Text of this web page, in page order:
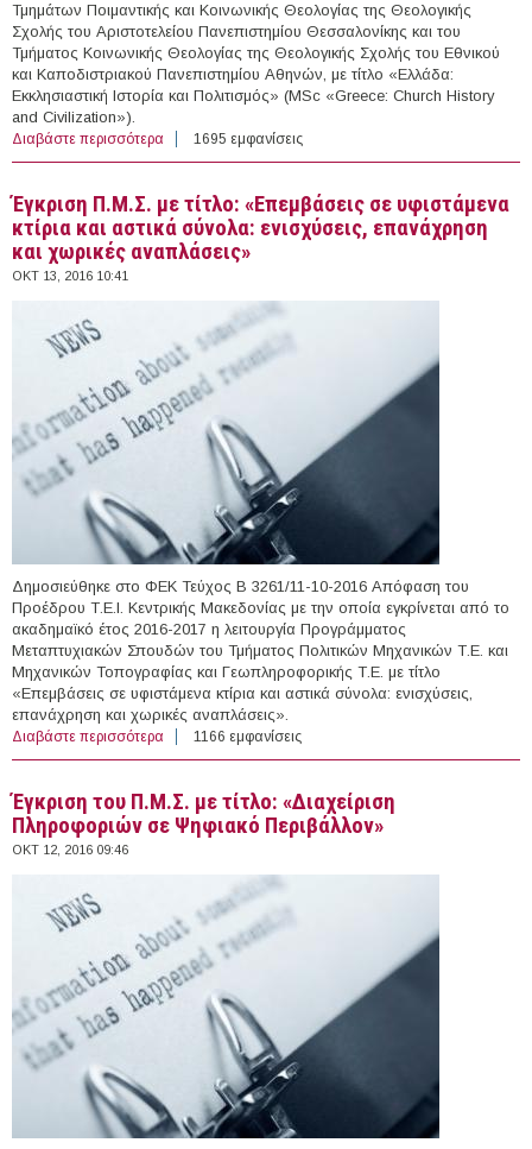
Τμημάτων Ποιμαντικής και Κοινωνικής Θεολογίας της Θεολογικής
Σχολής του Αριστοτελείου Πανεπιστημίου Θεσσαλονίκης και του
Τμήματος Κοινωνικής Θεολογίας της Θεολογικής Σχολής του Εθνικού
και Καποδιστριακού Πανεπιστημίου Αθηνών, με τίτλο «Ελλάδα:
Εκκλησιαστική Ιστορία και Πολιτισμός» (MSc «Greece: Church History
and Civilization»).
Διαβάστε περισσότερα για Ίδρυση Διιδρυματικού Προγράμματος
Μεταπτυχιακών Σπουδών με τίτλο: «Ελλάδα:
1695 εμφανίσεις
Έγκριση Π.Μ.Σ. με τίτλο: «Επεμβάσεις σε υφιστάμενα
κτίρια και αστικά σύνολα: ενισχύσεις, επανάχρηση
και χωρικές αναπλάσεις»
ΟΚΤ 13, 2016 10:41
Δημοσιεύθηκε στο ΦΕΚ Τεύχος Β 3261/11-10-2016 Απόφαση του
Προέδρου Τ.Ε.Ι. Κεντρικής Μακεδονίας με την οποία εγκρίνεται από το
ακαδημαϊκό έτος 2016-2017 η λειτουργία Προγράμματος
Μεταπτυχιακών Σπουδών του Τμήματος Πολιτικών Μηχανικών Τ.Ε. και
Μηχανικών Τοπογραφίας και Γεωπληροφορικής Τ.Ε. με τίτλο
«Επεμβάσεις σε υφιστάμενα κτίρια και αστικά σύνολα: ενισχύσεις,
επανάχρηση και χωρικές αναπλάσεις».
Διαβάστε περισσότερα για Έγκριση Π.Μ.Σ. με τίτλο: «Επεμβάσεις σε
υφιστάμενα κτίρια και αστικά σύνολα: ενισχύσεις,
1166 εμφανίσεις
Έγκριση του Π.M.Σ. με τίτλο: «Διαχείριση
Πληροφοριών σε Ψηφιακό Περιβάλλον»
ΟΚΤ 12, 2016 09:46